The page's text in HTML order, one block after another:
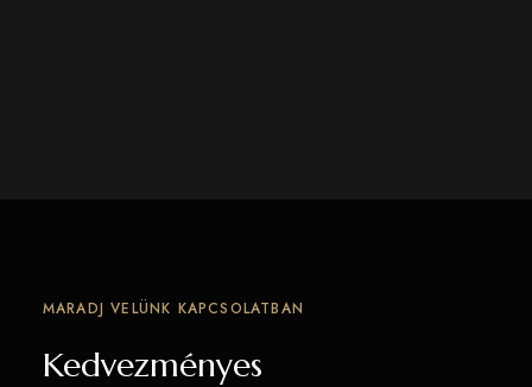
MARADJ VELÜNK KAPCSOLATBAN
Kedvezményes